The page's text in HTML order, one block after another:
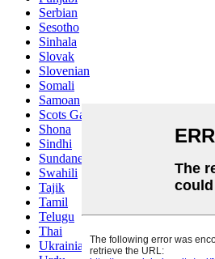
Serbian
Sesotho
Sinhala
Slovak
Slovenian
Somali
Samoan
Scots Gaelic
Shona
Sindhi
Sundanese
Swahili
Tajik
Tamil
Telugu
Thai
Ukrainian